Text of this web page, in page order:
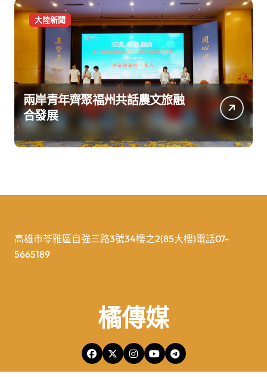
大陸新聞
兩岸青年齊聚福州共話農文旅融
合發展
高雄市苓雅區自強三路3號34樓之2(85大樓)電話07-
5665189
橘傳媒